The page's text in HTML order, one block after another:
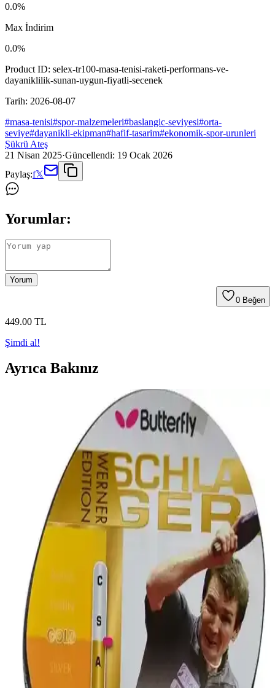
0.0%
Max İndirim
0.0%
Product ID: selex-tr100-masa-tenisi-raketi-performans-ve-
dayaniklilik-sunan-uygun-fiyatli-secenek
Tarih: 2026-08-07
#masa-tenisi#spor-malzemeleri#baslangic-seviyesi#orta-
seviye#dayanikli-ekipman#hafif-tasarim#ekonomik-spor-urunleri
Şükrü Ateş
21 Nisan 2025·Güncellendi: 19 Ocak 2026
Paylaş:f𝕏
Yorumlar:
Yorum
0 Beğen
449.00 TL
Şimdi al!
Ayrıca Bakınız
Voit Guard 2 Star Pinpon Raketi: Profesyonel ve
Amatörler İçin Yüksek Performanslı Seçenek
Voit Guard 2 Star pinpon raketi, ergonomik tasarımı ve dayanıklı
malzemeleriyle her seviyedeki oyuncuya uygun, kontrol ve hız
sağlayan ideal masa tenisi ekipmanıdır.
2025'te Masa Tenisine Başlamak İçin Butterfly
85210 Setiyle Tanışın
Butterfly 85210 setiyle masa tenisine hızlı başlangıç yapın. Kaliteli
ekipman ve uygun fiyat avantajını hemen keşfedin! İnceleyin.
Selex WTR02 Başlangıç Seviyesi Masa Tenisi Seti:
Uygun Fiyatlı ve Pratik Seçenek
Selex WTR02 masa tenisi seti, başlangıç seviyesindeki oyunculara
uygun, pratik ve ekonomik bir seçenek. Raket ve toplarıyla temel
becerileri kazandırır, performans ve dayanıklılık açısından uygun
fiyatlıdır.
Xushaofa 3 Yıl<dı>z 40+ ITTF Onaylı 6'lı Masa
Tenisi Topu Ürün Özellikleri ve Performansı